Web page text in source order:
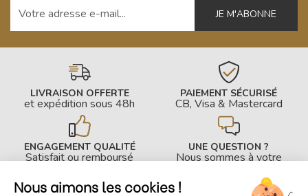
LIVRAISON OFFERTE
et expédition sous 48h
PAIEMENT SÉCURISÉ
CB, Visa & Mastercard
ENGAGEMENT QUALITÉ
Satisfait ou remboursé
UNE QUESTION ?
Nous sommes à votre
Nous aimons les cookies !